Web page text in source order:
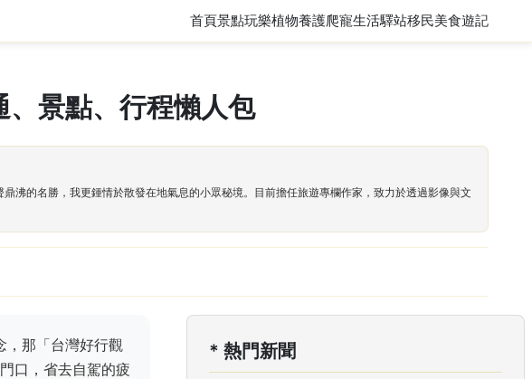
首頁景點玩樂植物養護爬寵生活驛站移民美食遊記
景點、行程懶人包
沸的名勝，我更鍾情於散發在地氣息的小眾秘境。目前擔任旅遊專欄作家，致力於透過影像與文
，那「台灣好行觀
口，省去自駕的疲
* 熱門新聞